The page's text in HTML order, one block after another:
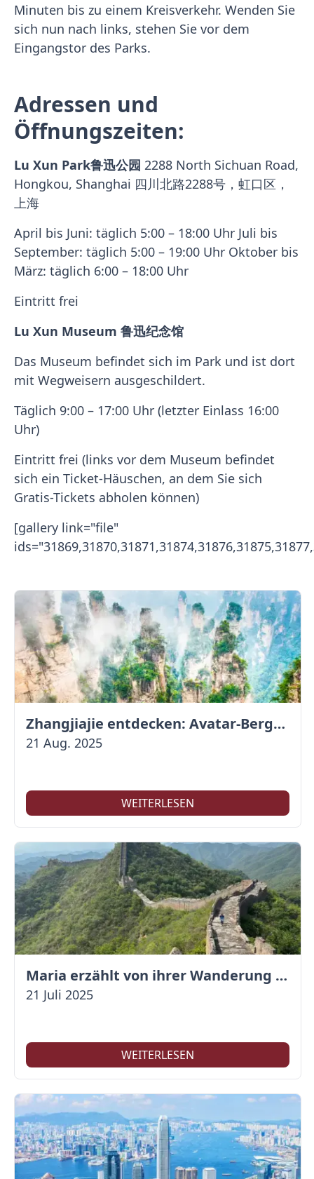
Minuten bis zu einem Kreisverkehr. Wenden Sie
sich nun nach links, stehen Sie vor dem
Eingangstor des Parks.
Adressen und
Öffnungszeiten:
Lu Xun Park鲁迅公园 2288 North Sichuan Road,
Hongkou, Shanghai 四川北路2288号，虹口区，
上海
April bis Juni: täglich 5:00 – 18:00 Uhr Juli bis
September: täglich 5:00 – 19:00 Uhr Oktober bis
März: täglich 6:00 – 18:00 Uhr
Eintritt frei
Lu Xun Museum 鲁迅纪念馆
Das Museum befindet sich im Park und ist dort
mit Wegweisern ausgeschildert.
Täglich 9:00 – 17:00 Uhr (letzter Einlass 16:00
Uhr)
Eintritt frei (links vor dem Museum befindet
sich ein Ticket-Häuschen, an dem Sie sich
Gratis-Tickets abholen können)
[gallery link="file"
Zhangjiajie entdecken: Avatar-Berge & Altstadt von Fenghuang
21 Aug. 2025
WEITERLESEN
Maria erzählt von ihrer Wanderung auf der Großen Mauer
21 Juli 2025
WEITERLESEN